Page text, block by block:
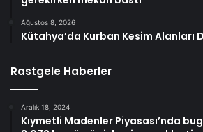
Ağustos 8, 2026
Kütahya’da Kurban Kesim Alanları
Rastgele Haberler
Aralık 18, 2024
Kıymetli Madenler Piyasası’nda